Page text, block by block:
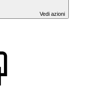
Vedi azioni